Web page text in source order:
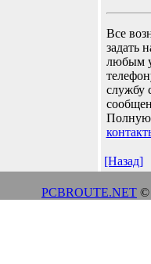
Все
задать
любым
службу
Полную
[Назад]
PCBROUTE.NET ©